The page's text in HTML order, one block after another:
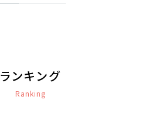
ランキング
Ranking